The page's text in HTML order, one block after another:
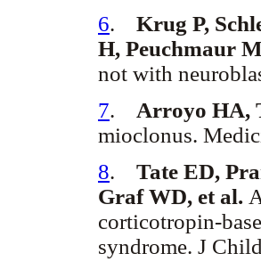
6. Krug P,
H, Peuchmaur
not with
7. Arroyo HA,
mioclonus.
8. Tate ED,
Graf WD, et al.
corticotropin-
syndrome. J